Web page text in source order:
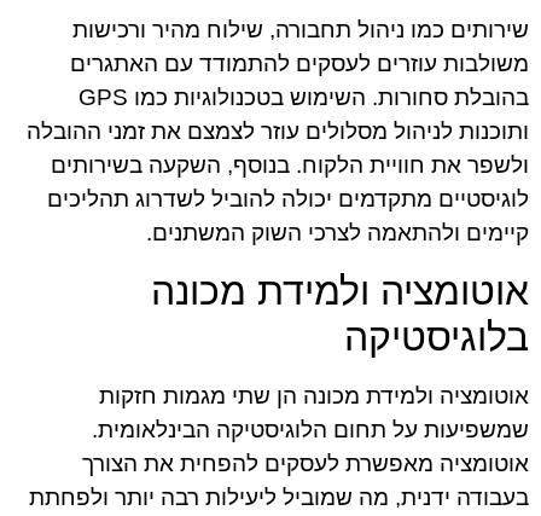
שירותים כמו ניהול תחבורה, שילוח מהיר ורכישות
משולבות עוזרים לעסקים להתמודד עם האתגרים
בהובלת סחורות. השימוש בטכנולוגיות כמו GPS
ותוכנות לניהול מסלולים עוזר לצמצם את זמני ההובלה
ולשפר את חוויית הלקוח. בנוסף, השקעה בשירותים
לוגיסטיים מתקדמים יכולה להוביל לשדרוג תהליכים
קיימים ולהתאמה לצרכי השוק המשתנים.
אוטומציה ולמידת מכונה
בלוגיסטיקה
אוטומציה ולמידת מכונה הן שתי מגמות חזקות
שמשפיעות על תחום הלוגיסטיקה הבינלאומית.
אוטומציה מאפשרת לעסקים להפחית את הצורך
בעבודה ידנית, מה שמוביל ליעילות רבה יותר ולפחתת